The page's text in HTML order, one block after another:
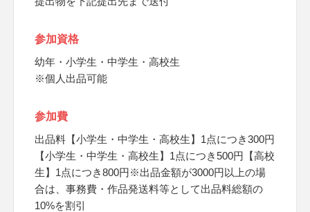
参加資格
幼年・小学生・中学生・高校生
※個人出品可能
参加費
出品料【小学生・中学生・高校生】1点につき300円
【小学生・中学生・高校生】1点につき500円【高校
生】1点につき800円※出品金額が3000円以上の場
合は、事務費・作品発送料等として出品料総額の
10%を割引